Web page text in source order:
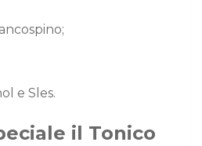
e Sles.
il Tonico